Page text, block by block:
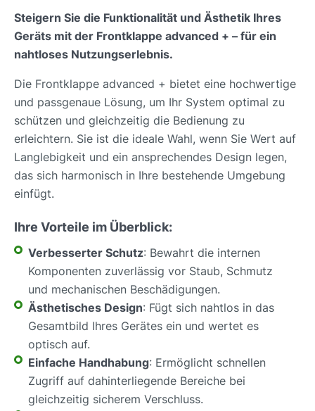
Steigern Sie die Funktionalität und Ästhetik Ihres
Geräts mit der Frontklappe advanced + – für ein
nahtloses Nutzungserlebnis.
Die Frontklappe advanced + bietet eine hochwertige
und passgenaue Lösung, um Ihr System optimal zu
schützen und gleichzeitig die Bedienung zu
erleichtern. Sie ist die ideale Wahl, wenn Sie Wert auf
Langlebigkeit und ein ansprechendes Design legen,
das sich harmonisch in Ihre bestehende Umgebung
einfügt.
Ihre Vorteile im Überblick:
Verbesserter Schutz: Bewahrt die internen
Komponenten zuverlässig vor Staub, Schmutz
und mechanischen Beschädigungen.
Ästhetisches Design: Fügt sich nahtlos in das
Gesamtbild Ihres Gerätes ein und wertet es
optisch auf.
Einfache Handhabung: Ermöglicht schnellen
Zugriff auf dahinterliegende Bereiche bei
gleichzeitig sicherem Verschluss.